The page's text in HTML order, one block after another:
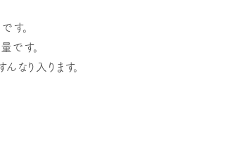
す。
です。
なり入ります。